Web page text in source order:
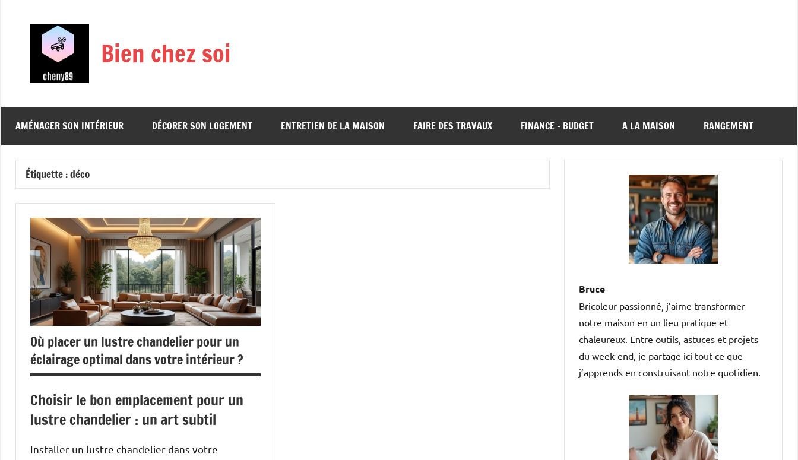
Bien chez soi
AMÉNAGER SON INTÉRIEUR DÉCORER SON LOGEMENT ENTRETIEN DE LA MAISON FAIRE DES TRAVAUX FINANCE – BUDGET A LA MAISON RANGEMENT
Étiquette :déco
Où placer un lustre chandelier pour un
éclairage optimal dans votre intérieur ?
Choisir le bon emplacement pour un
lustre chandelier : un art subtil
Installer un lustre chandelier dans votre
Bruce
Bricoleur passionné, j’aime transformer
notre maison en un lieu pratique et
chaleureux. Entre outils, astuces et projets
du week-end, je partage ici tout ce que
j’apprends en construisant notre quotidien.